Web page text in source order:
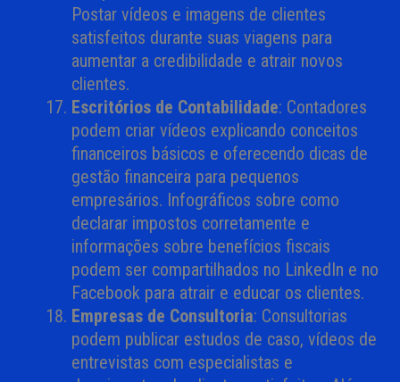
Postar vídeos e imagens de clientes
satisfeitos durante suas viagens para
aumentar a credibilidade e atrair novos
clientes.
Escritórios de Contabilidade: Contadores
podem criar vídeos explicando conceitos
financeiros básicos e oferecendo dicas de
gestão financeira para pequenos
empresários. Infográficos sobre como
declarar impostos corretamente e
informações sobre benefícios fiscais
podem ser compartilhados no LinkedIn e no
Facebook para atrair e educar os clientes.
Empresas de Consultoria: Consultorias
podem publicar estudos de caso, vídeos de
entrevistas com especialistas e